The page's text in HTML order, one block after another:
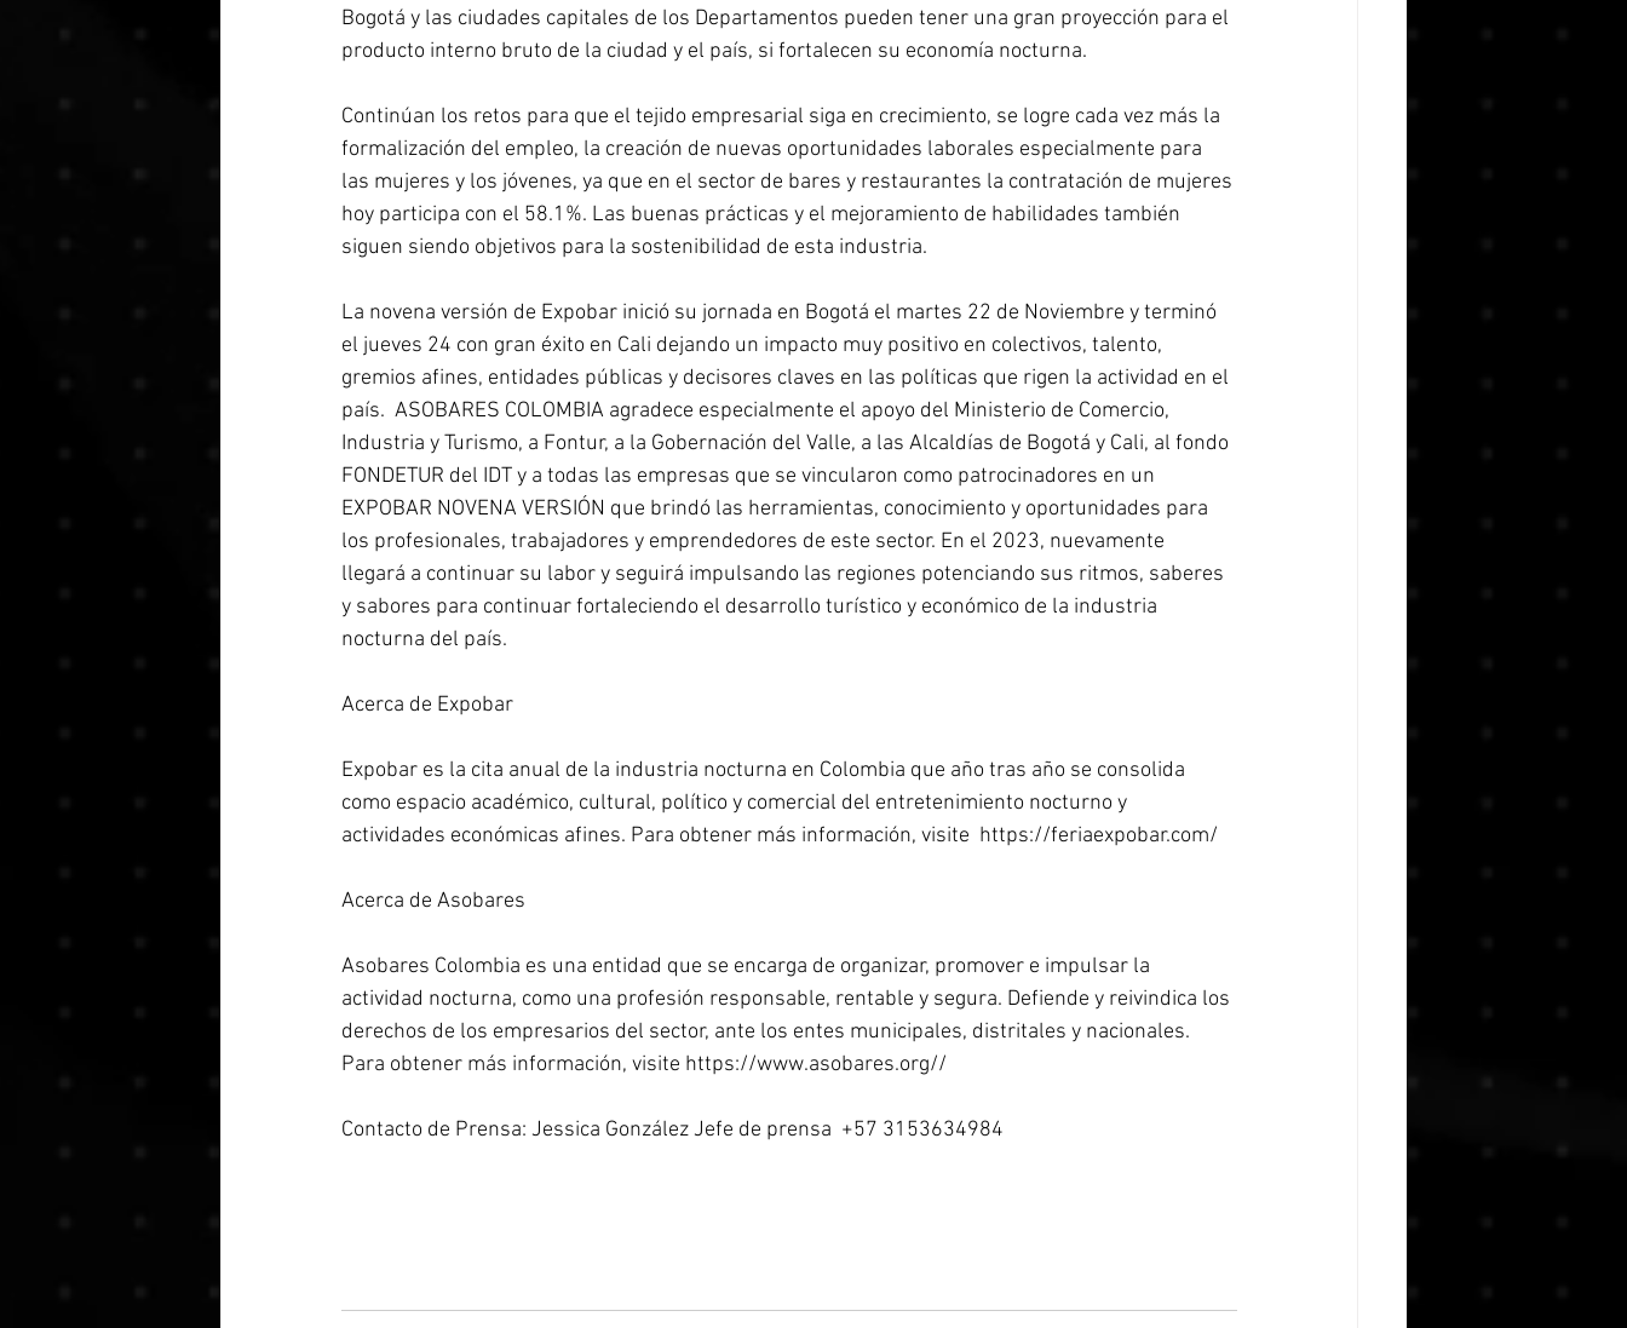
Bogotá y las ciudades capitales de los Departamentos pueden tener una gran proyección para el
producto interno bruto de la ciudad y el país, si fortalecen su economía nocturna.
Continúan los retos para que el tejido empresarial siga en crecimiento, se logre cada vez más la
formalización del empleo, la creación de nuevas oportunidades laborales especialmente para
las mujeres y los jóvenes, ya que en el sector de bares y restaurantes la contratación de mujeres
hoy participa con el 58.1%. Las buenas prácticas y el mejoramiento de habilidades también
siguen siendo objetivos para la sostenibilidad de esta industria.
La novena versión de Expobar inició su jornada en Bogotá el martes 22 de Noviembre y terminó
el jueves 24 con gran éxito en Cali dejando un impacto muy positivo en colectivos, talento,
gremios afines, entidades públicas y decisores claves en las políticas que rigen la actividad en el
país.  ASOBARES COLOMBIA agradece especialmente el apoyo del Ministerio de Comercio,
Industria y Turismo, a Fontur, a la Gobernación del Valle, a las Alcaldías de Bogotá y Cali, al fondo
FONDETUR del IDT y a todas las empresas que se vincularon como patrocinadores en un
EXPOBAR NOVENA VERSIÓN que brindó las herramientas, conocimiento y oportunidades para
los profesionales, trabajadores y emprendedores de este sector. En el 2023, nuevamente
llegará a continuar su labor y seguirá impulsando las regiones potenciando sus ritmos, saberes
y sabores para continuar fortaleciendo el desarrollo turístico y económico de la industria
nocturna del país.
Acerca de Expobar
Expobar es la cita anual de la industria nocturna en Colombia que año tras año se consolida
como espacio académico, cultural, político y comercial del entretenimiento nocturno y
actividades económicas afines. Para obtener más información, visite  https://feriaexpobar.com/
Acerca de Asobares
Asobares Colombia es una entidad que se encarga de organizar, promover e impulsar la
actividad nocturna, como una profesión responsable, rentable y segura. Defiende y reivindica los
derechos de los empresarios del sector, ante los entes municipales, distritales y nacionales.
Para obtener más información, visite https://www.asobares.org//
Contacto de Prensa: Jessica González Jefe de prensa  +57 3153634984